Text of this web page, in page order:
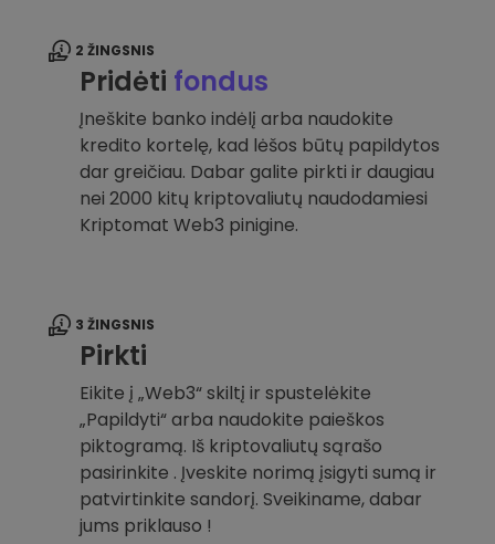
2 ŽINGSNIS
Pridėti fondus
Įneškite banko indėlį arba naudokite
kredito kortelę, kad lėšos būtų papildytos
dar greičiau. Dabar galite pirkti ir daugiau
nei 2000 kitų kriptovaliutų naudodamiesi
Kriptomat Web3 pinigine.
3 ŽINGSNIS
Pirkti
Eikite į „Web3“ skiltį ir spustelėkite
„Papildyti“ arba naudokite paieškos
piktogramą. Iš kriptovaliutų sąrašo
pasirinkite . Įveskite norimą įsigyti sumą ir
patvirtinkite sandorį. Sveikiname, dabar
jums priklauso !